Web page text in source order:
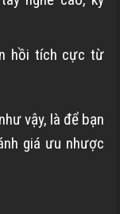
hồi tích cực từ
vậy, là để bạn
giá ưu nhược